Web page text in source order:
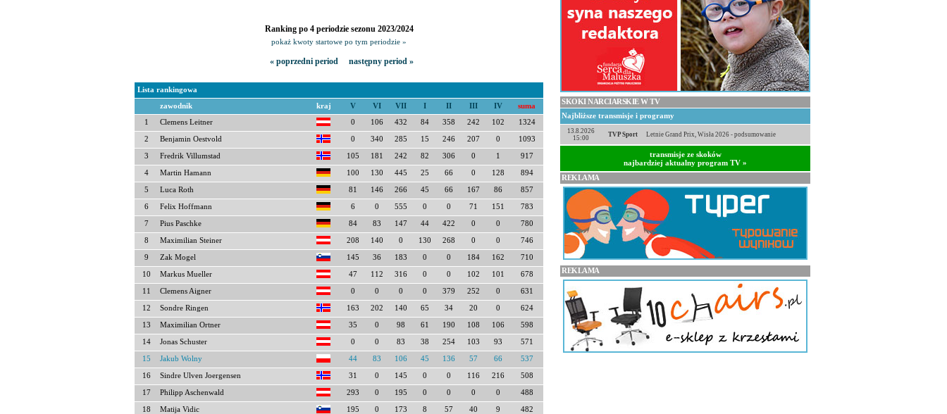
Ranking po 4 periodzie sezonu 2023/2024
pokaż kwoty startowe po tym periodzie »
« poprzedni period następny period »
Lista rankingowa
zawodnik kraj V VI VII I II III IV suma
1 Clemens Leitner 0 106 432 84 358 242 102 1324
2 Benjamin Oestvold 0 340 285 15 246 207 0 1093
3 Fredrik Villumstad 105 181 242 82 306 0 1 917
4 Martin Hamann 100 130 445 25 66 0 128 894
5 Luca Roth 81 146 266 45 66 167 86 857
6 Felix Hoffmann 6 0 555 0 0 71 151 783
7 Pius Paschke 84 83 147 44 422 0 0 780
8 Maximilian Steiner 208 140 0 130 268 0 0 746
9 Zak Mogel 145 36 183 0 0 184 162 710
10 Markus Mueller 47 112 316 0 0 102 101 678
11 Clemens Aigner 0 0 0 0 379 252 0 631
12 Sondre Ringen 163 202 140 65 34 20 0 624
13 Maximilian Ortner 35 0 98 61 190 108 106 598
14 Jonas Schuster 0 0 83 38 254 103 93 571
15 Jakub Wolny 44 83 106 45 136 57 66 537
16 Sindre Ulven Joergensen 31 0 145 0 0 116 216 508
17 Philipp Aschenwald 293 0 195 0 0 0 0 488
18 Matija Vidic 195 0 173 8 57 40 9 482
SKOKI NARCIARSKIE W TV
Najbliższe transmisje i programy
13.8.2026
15:00
TVP Sport Letnie Grand Prix, Wisła 2026 - podsumowanie
transmisje ze skoków
najbardziej aktualny program TV »
REKLAMA
REKLAMA